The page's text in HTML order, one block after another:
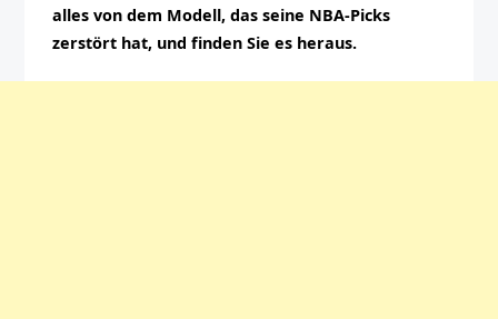
alles von dem Modell, das seine NBA-Picks
zerstört hat, und finden Sie es heraus.